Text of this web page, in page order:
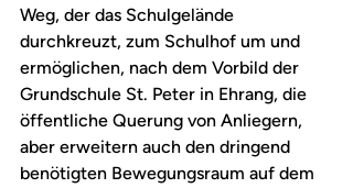
Weg, der das Schulgelände
durchkreuzt, zum Schulhof um und
ermöglichen, nach dem Vorbild der
Grundschule St. Peter in Ehrang, die
öffentliche Querung von Anliegern,
aber erweitern auch den dringend
benötigten Bewegungsraum auf dem